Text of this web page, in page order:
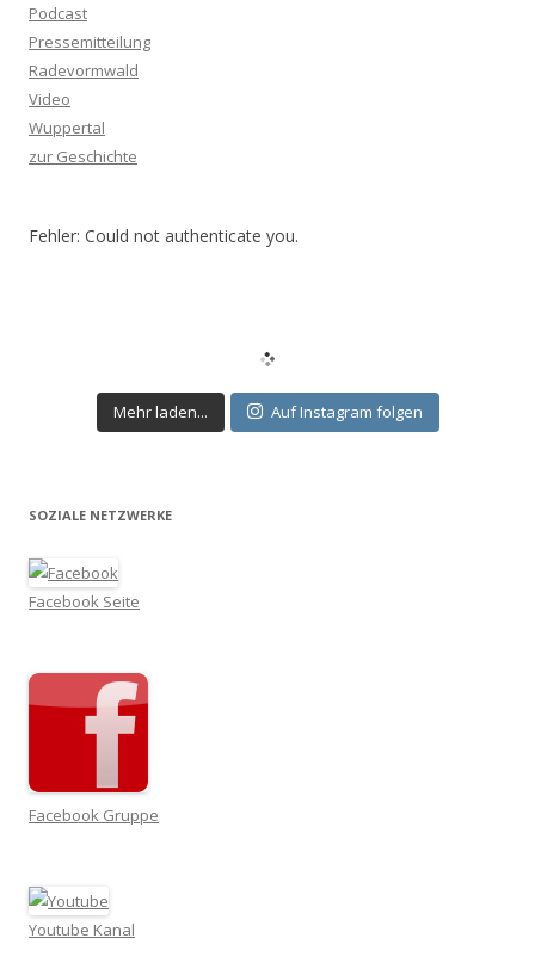
Podcast
Pressemitteilung
Radevormwald
Video
Wuppertal
zur Geschichte
Fehler: Could not authenticate you.
Mehr laden... Auf Instagram folgen
SOZIALE NETZWERKE
Facebook Seite
Facebook Gruppe
Youtube Kanal